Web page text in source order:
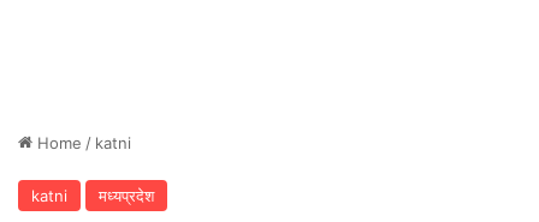
Home / katni
katni मध्यप्रदेश